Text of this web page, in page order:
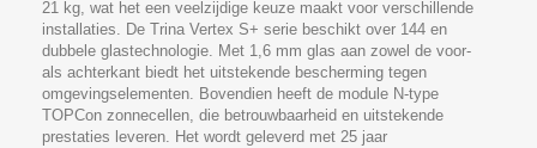
21 kg, wat het een veelzijdige keuze maakt voor verschillende
installaties. De Trina Vertex S+ serie beschikt over 144 en
dubbele glastechnologie. Met 1,6 mm glas aan zowel de voor-
als achterkant biedt het uitstekende bescherming tegen
omgevingselementen. Bovendien heeft de module N-type
TOPCon zonnecellen, die betrouwbaarheid en uitstekende
prestaties leveren. Het wordt geleverd met 25 jaar